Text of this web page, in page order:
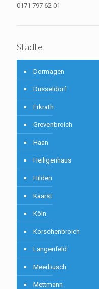
0171 797 62 01
Städte
Dormagen
Düsseldorf
Erkrath
Grevenbroich
Haan
Heiligenhaus
Hilden
Kaarst
Köln
Korschenbroich
Langenfeld
Meerbusch
Mettmann